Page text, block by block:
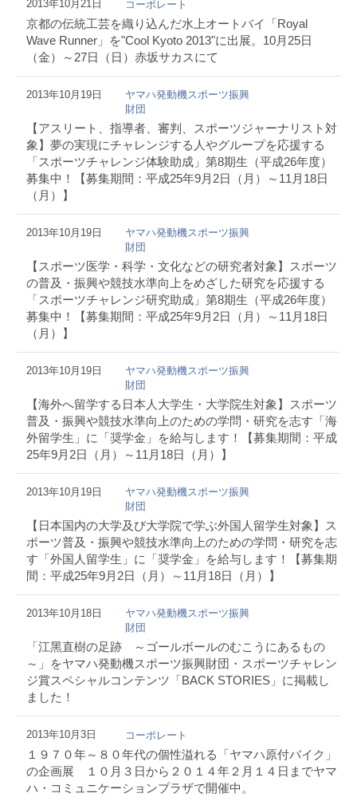
2013年10月21日 コーポレート
京都の伝統工芸を織り込んだ水上オートバイ「Royal
Wave Runner」を"Cool Kyoto 2013"に出展。10月25日
（金）～27日（日）赤坂サカスにて
2013年10月19日
ヤマハ発動機スポーツ振興
財団
【アスリート、指導者、審判、スポーツジャーナリスト対
象】夢の実現にチャレンジする人やグループを応援する
「スポーツチャレンジ体験助成」第8期生（平成26年度）
募集中！【募集期間：平成25年9月2日（月）～11月18日
（月）】
2013年10月19日
ヤマハ発動機スポーツ振興
財団
【スポーツ医学・科学・文化などの研究者対象】スポーツ
の普及・振興や競技水準向上をめざした研究を応援する
「スポーツチャレンジ研究助成」第8期生（平成26年度）
募集中！【募集期間：平成25年9月2日（月）～11月18日
（月）】
2013年10月19日
ヤマハ発動機スポーツ振興
財団
【海外へ留学する日本人大学生・大学院生対象】スポーツ
普及・振興や競技水準向上のための学問・研究を志す「海
外留学生」に「奨学金」を給与します！【募集期間：平成
25年9月2日（月）～11月18日（月）】
2013年10月19日
ヤマハ発動機スポーツ振興
財団
【日本国内の大学及び大学院で学ぶ外国人留学生対象】ス
ポーツ普及・振興や競技水準向上のための学問・研究を志
す「外国人留学生」に「奨学金」を給与します！【募集期
間：平成25年9月2日（月）～11月18日（月）】
2013年10月18日
ヤマハ発動機スポーツ振興
財団
「江黑直樹の足跡 ～ゴールボールのむこうにあるもの
～」をヤマハ発動機スポーツ振興財団・スポーツチャレン
ジ賞スペシャルコンテンツ「BACK STORIES」に掲載し
ました！
2013年10月3日 コーポレート
１９７０年～８０年代の個性溢れる「ヤマハ原付バイク」
の企画展 １０月３日から２０１４年２月１４日までヤマ
ハ・コミュニケーションプラザで開催中。